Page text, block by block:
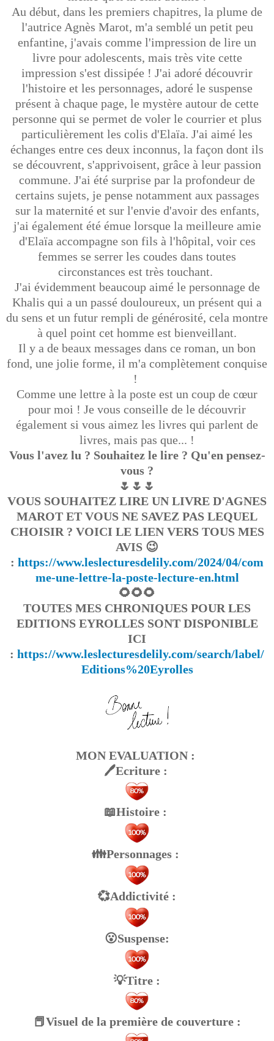
Au début, dans les premiers chapitres, la plume de
l'autrice Agnès Marot, m'a semblé un petit peu
enfantine, j'avais comme l'impression de lire un
livre pour adolescents, mais très vite cette
impression s'est dissipée ! J'ai adoré découvrir
l'histoire et les personnages, adoré le suspense
présent à chaque page, le mystère autour de cette
personne qui se permet de voler le courrier et plus
particulièrement les colis d'Elaïa. J'ai aimé les
échanges entre ces deux inconnus, la façon dont ils
se découvrent, s'apprivoisent, grâce à leur passion
commune. J'ai été surprise par la profondeur de
certains sujets, je pense notamment aux passages
sur la maternité et sur l'envie d'avoir des enfants,
j'ai également été émue lorsque la meilleure amie
d'Elaïa accompagne son fils à l'hôpital, voir ces
femmes se serrer les coudes dans toutes
circonstances est très touchant.
J'ai évidemment beaucoup aimé le personnage de
Khalis qui a un passé douloureux, un présent qui a
du sens et un futur rempli de générosité, cela montre
à quel point cet homme est bienveillant.
Il y a de beaux messages dans ce roman, un bon
fond, une jolie forme, il m'a complètement conquise
!
Comme une lettre à la poste est un coup de cœur
pour moi ! Je vous conseille de le découvrir
également si vous aimez les livres qui parlent de
livres, mais pas que... !
Vous l'avez lu ? Souhaitez le lire ? Qu'en pensez-
vous ?
🌷🌷🌷
VOUS SOUHAITEZ LIRE UN LIVRE D'AGNES
MAROT ET VOUS NE SAVEZ PAS LEQUEL
CHOISIR ? VOICI LE LIEN VERS TOUS MES
AVIS 😉
: https://www.leslecturesdelily.com/2024/04/com
me-une-lettre-la-poste-lecture-en.html
🌻🌻🌻
TOUTES MES CHRONIQUES POUR LES
EDITIONS EYROLLES SONT DISPONIBLE
ICI
: https://www.leslecturesdelily.com/search/label/
Editions%20Eyrolles
MON EVALUATION :
🖊Ecriture :
📖Histoire :
👪Personnages :
💞Addictivité :
😮Suspense:
💡Titre :
📕Visuel de la première de couverture :